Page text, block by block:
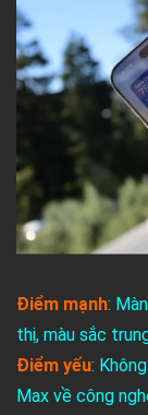
Điểm mạnh:
thị, màu sắc
Điểm yếu:
Max về công